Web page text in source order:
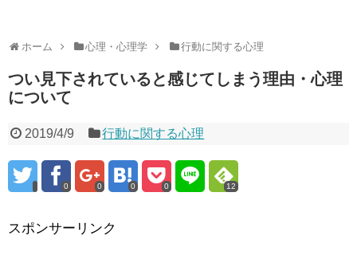
ホーム 心理・心理学 行動に関する心理
つい見下されていると感じてしまう理由・心理
について
2019/4/9 行動に関する心理
0 0 0 0 12
スポンサーリンク